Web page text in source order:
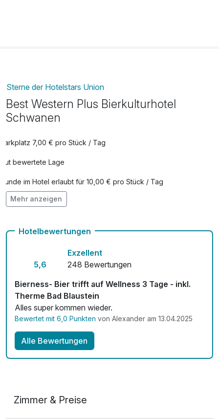
Kinder Legoland für Groß und Klein
pro Person
pro Person
Micha´s Brauer ABC
Sterne der Hotelstars Union
Best Western Plus Bierkulturhotel
Schwanen
Parkplatz 7,00 € pro Stück / Tag
Gut bewertete Lage
Hunde im Hotel erlaubt für 10,00 € pro Stück / Tag
Auch vegetarische Speisen
Zimmerservice verfügbar
Mit Hotelbar
Mehr anzeigen
Hotelbewertungen
5,6
Exzellent
248 Bewertungen
Bierness- Bier trifft auf Wellness 3 Tage - inkl.
Therme Bad Blaustein
Alles super kommen wieder.
Bewertet mit 6,0 Punkten von Alexander am 13.04.2025
Alle Bewertungen
Zimmer & Preise